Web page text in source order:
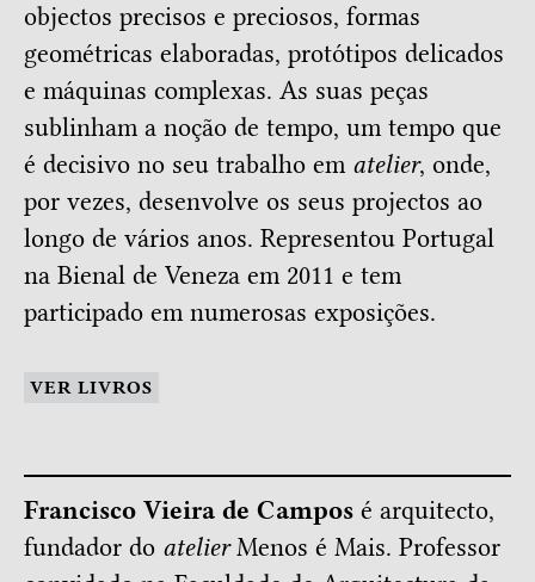
objectos precisos e preciosos, formas
geométricas elaboradas, protótipos delicados
e máquinas complexas. As suas peças
sublinham a noção de tempo, um tempo que
é decisivo no seu trabalho em atelier, onde,
por vezes, desenvolve os seus projectos ao
longo de vários anos. Representou Portugal
na Bienal de Veneza em 2011 e tem
participado em numerosas exposições.
VER LIVROS
Francisco Vieira de Campos é arquitecto,
fundador do atelierMenos é Mais. Professor